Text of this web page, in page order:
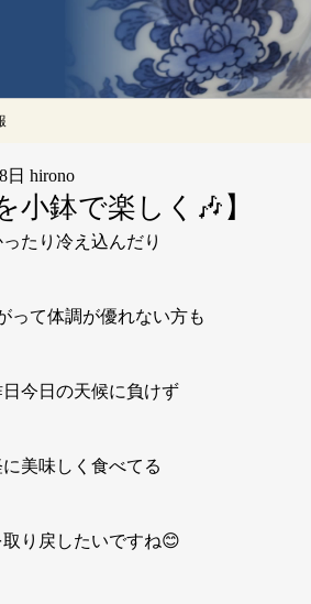
日 hirono
小鉢で楽しく🎶】
たり冷え込んだり
って体調が優れない方も
日今日の天候に負けず
美味しく食べてる
取り戻したいですね😊